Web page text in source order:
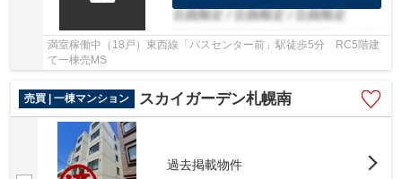
満室稼働中（18戸）東西線「バスセンター前」駅徒歩5分 RC5階建
て一棟売MS
売買 | 一棟マンション スカイガーデン札幌南
過去掲載物件